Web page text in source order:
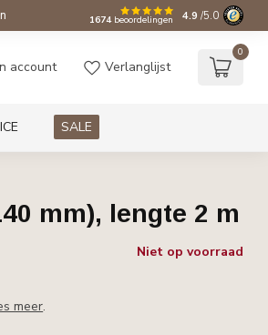
1674beoordelingen 4.9 /5.0
account Verlanglijst
0
SALE
mm), lengte 2 m
Niet op voorraad
meer.